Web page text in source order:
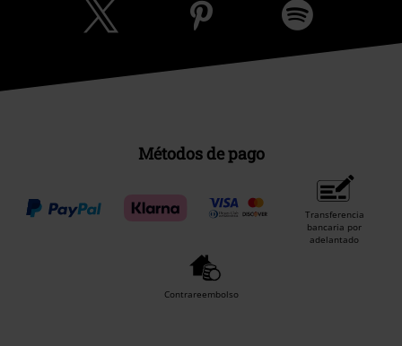
Métodos de pago
Transferencia
bancaria por
adelantado
Contrareembolso